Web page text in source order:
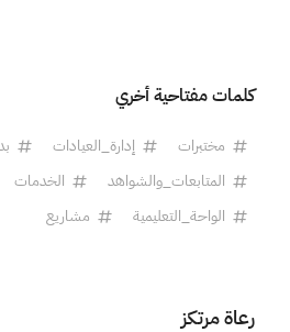
كلمات مفتاحية أخري
مختبرات إدارة_العيادات
المتابعات_والشواهد
الخدمات
الواحة_التعليمية
مشاريع
رعاة مرتكز